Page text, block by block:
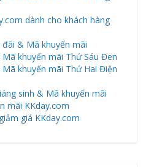
dành cho khách hàng
đãi & Mã khuyến mãi
khuyến mãi Thứ Sáu Đen
khuyến mãi Thứ Hai Điện
sinh & Mã khuyến mãi
mãi KKday.com
giá KKday.com